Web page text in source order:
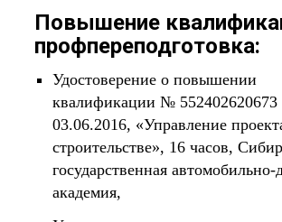
Повышение
профпереподготовка:
Удостоверение о повышении
квалификации № 552402620673 от
03.06.2016, «Управление
строительстве», 16 часов, Сибирская
государственная
академия,